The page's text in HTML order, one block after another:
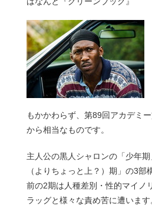
もかかわらず、第89回アカデミ
から相当なものです。
主人公の黒人シャロンの「少年
（よりちょっと上？）期」の3部
前の2期は人種差別・性的マイノ
ラッグと様々な責め苦に遭いま